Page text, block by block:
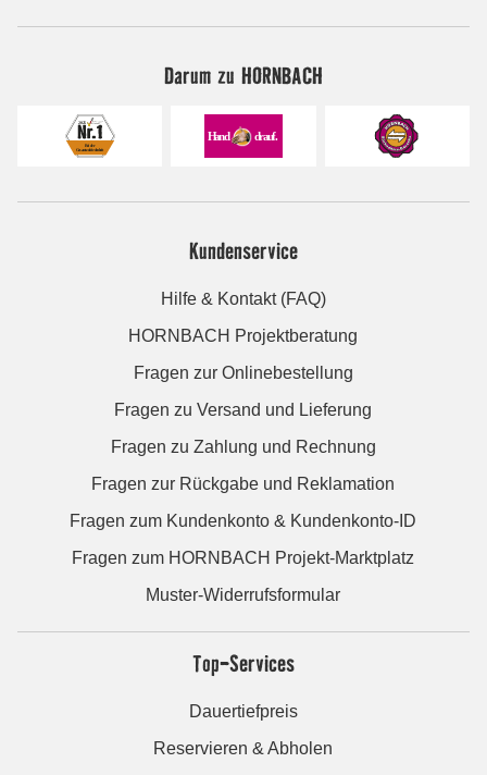
Darum zu HORNBACH
Kundenservice
Hilfe & Kontakt (FAQ)
HORNBACH Projektberatung
Fragen zur Onlinebestellung
Fragen zu Versand und Lieferung
Fragen zu Zahlung und Rechnung
Fragen zur Rückgabe und Reklamation
Fragen zum Kundenkonto & Kundenkonto-ID
Fragen zum HORNBACH Projekt-Marktplatz
Muster-Widerrufsformular
Top-Services
Dauertiefpreis
Reservieren & Abholen